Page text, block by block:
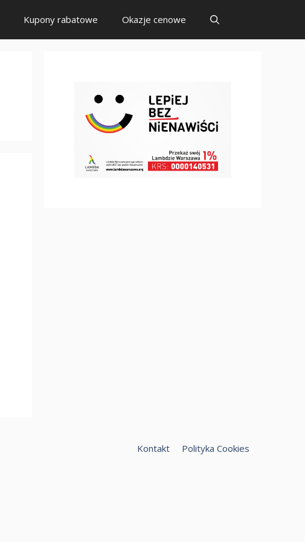
Kupony rabatowe Okazje cenowe
Kontakt Polityka Cookies